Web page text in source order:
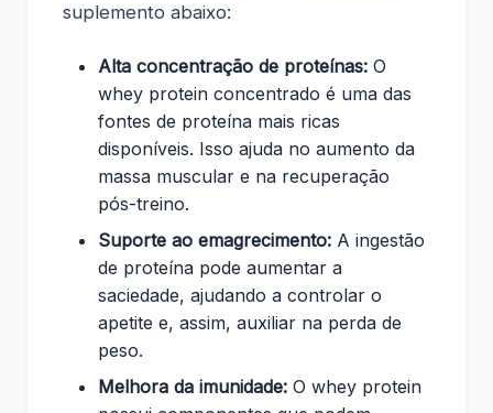
suplemento abaixo:
Alta concentração de proteínas: O
whey protein concentrado é uma das
fontes de proteína mais ricas
disponíveis. Isso ajuda no aumento da
massa muscular e na recuperação
pós-treino.
Suporte ao emagrecimento: A ingestão
de proteína pode aumentar a
saciedade, ajudando a controlar o
apetite e, assim, auxiliar na perda de
peso.
Melhora da imunidade: O whey protein